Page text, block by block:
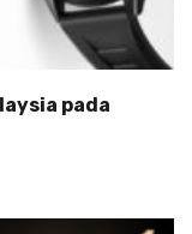
pada